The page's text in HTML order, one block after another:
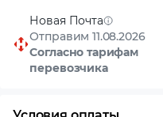
Новая Почта
Отправим 11.08.2026
Согласно тарифам
перевозчика